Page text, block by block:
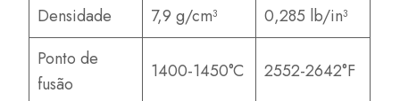
Densidade
7,9 g/cm³
0,285 lb/in³
Ponto de
fusão
1400-1450°C 2552-2642°F